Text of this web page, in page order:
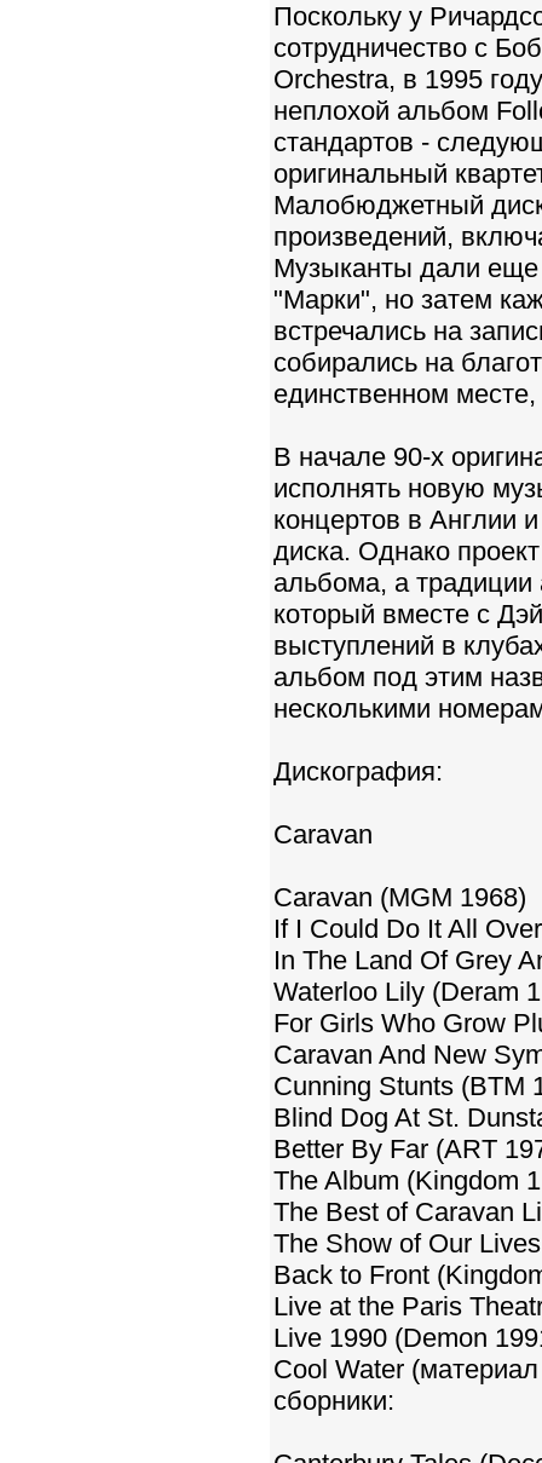
Поскольку у
сотрудничество с
Orchestra, в 1995
неплохой альбом
стандартов -
оригинальный
Малобюджетный
произведений,
Музыканты дали еще
"Марки", но затем
встречались на
собирались на
единственном
В начале 90-х
исполнять новую
концертов в Англии
диска. Однако
альбома, а
который вместе с
выступлений в
альбом под этим
несколькими
Дискография:
Caravan
Caravan (MGM 1968)
If I Could Do It All
In The Land Of Grey
Waterloo Lily (Deram
For Girls Who Grow
Caravan And New
Cunning Stunts (BTM
Blind Dog At St.
Better By Far (ART
The Album (Kingdom
The Best of Caravan
The Show of Our
Back to Front
Live at the Paris
Live 1990 (Demon
Cool Water
сборники: